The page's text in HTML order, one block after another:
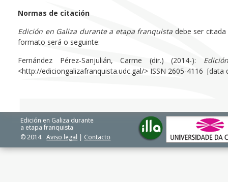
Normas de citación
Edición en Galiza durante a etapa franquista debe ser
formato será o seguinte:
Fernández Pérez-Sanjulián, Carme (dir.) (2014-):
<http://ediciongalizafranquista.udc.gal/> ISSN 2605-4116
Edición en Galiza durante
a etapa franquista
© 2014 Aviso legal | Contacto